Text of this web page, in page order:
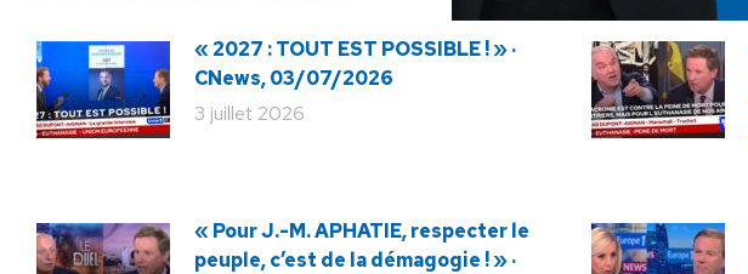
« 2027 : TOUT EST POSSIBLE ! » ·
CNews, 03/07/2026
3 juillet 2026
« Pour J.-M. APHATIE, respecter le
peuple, c’est de la démagogie ! » ·